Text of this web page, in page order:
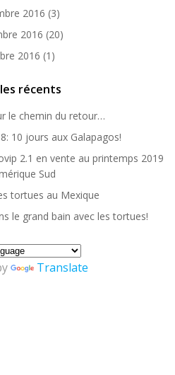
2016 (3)
2016 (20)
2016 (1)
récents
le chemin du retour…
10 jours aux Galapagos!
2.1 en vente au printemps 2019
Sud
tortues au Mexique
le grand bain avec les tortues!
Translate